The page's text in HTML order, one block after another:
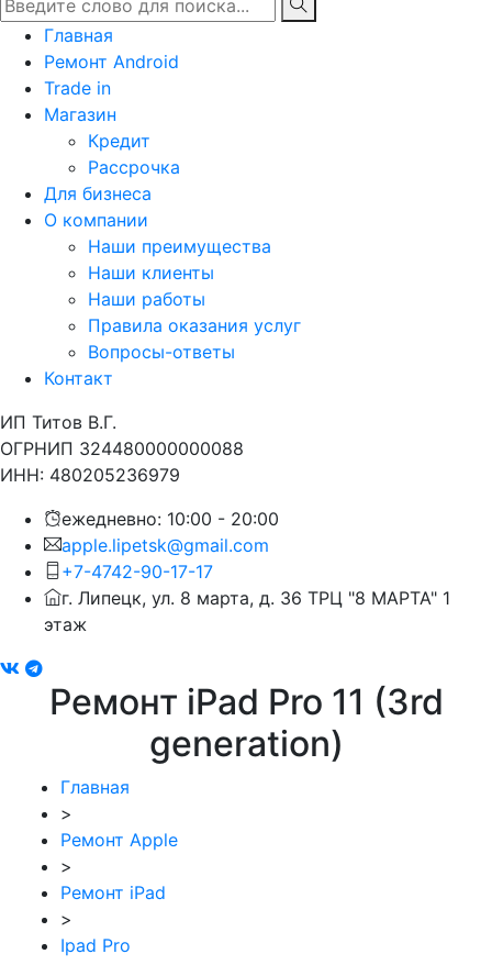
Главная
Ремонт Android
Trade in
Магазин
Кредит
Рассрочка
Для бизнеса
О компании
Наши преимущества
Наши клиенты
Наши работы
Правила оказания услуг
Вопросы-ответы
Контакт
ИП Титов В.Г.
ОГРНИП 324480000000088
ИНН: 480205236979
ежедневно: 10:00 - 20:00
apple.lipetsk@gmail.com
+7-4742-90-17-17
г. Липецк, ул. 8 марта, д. 36 ТРЦ "8 МАРТА" 1
этаж
Ремонт iPad Pro 11 (3rd
generation)
Главная
>
Ремонт Apple
>
Ремонт iPad
>
Ipad Pro